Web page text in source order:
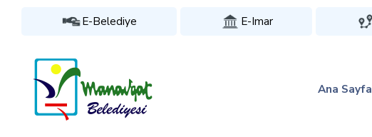
E-Belediye E-Imar
Ana Sayfa